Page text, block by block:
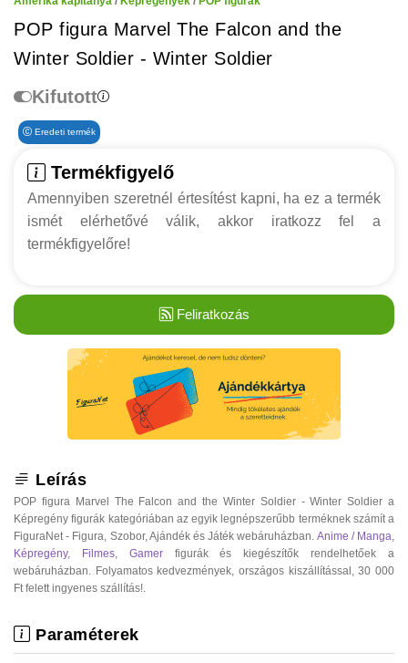
POP figura Marvel The Falcon and the
Winter Soldier - Winter Soldier
Kifutott
Eredeti termék
Termékfigyelő
Amennyiben szeretnél értesítést kapni, ha ez a termék
ismét elérhetővé válik, akkor iratkozz fel a
termékfigyelőre!
Feliratkozás
Leírás
POP figura Marvel The Falcon and the Winter Soldier - Winter Soldier a
Képregény figurák kategóriában az egyik legnépszerűbb terméknek számít a
FiguraNet - Figura, Szobor, Ajándék és Játék webáruházban. Anime / Manga
Képregény, Filmes, Gamerfigurák és kiegészítők rendelhetőek a
webáruházban. Folyamatos kedvezmények, országos kiszállítással, 30 000
Ft felett ingyenes szállítás!.
Paraméterek